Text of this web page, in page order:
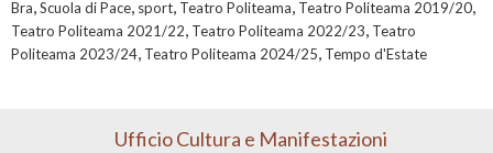
Bra,Scuola di Pace, sport, Teatro Politeama, Teatro Politeama 2019/20,
Teatro Politeama 2021/22, Teatro Politeama 2022/23, Teatro
Politeama 2023/24, Teatro Politeama 2024/25, Tempo d'Estate
Ufficio Cultura e Manifestazioni